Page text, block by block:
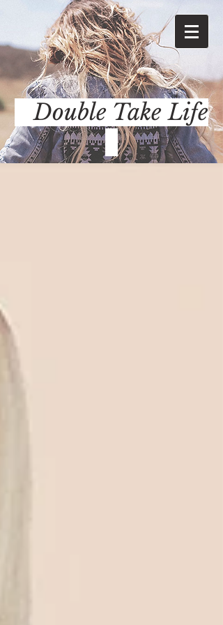
Double Take Life